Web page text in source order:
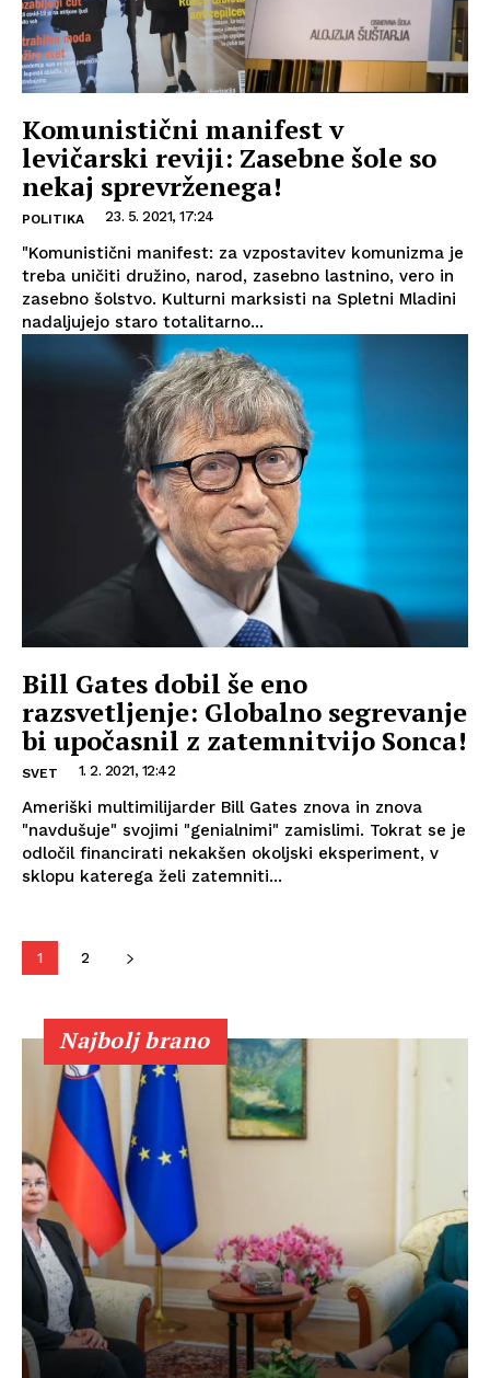
Komunistični manifest v
levičarski reviji: Zasebne šole so
nekaj sprevrženega!
POLITIKA 23. 5. 2021, 17:24
"Komunistični manifest: za vzpostavitev komunizma je
treba uničiti družino, narod, zasebno lastnino, vero in
zasebno šolstvo. Kulturni marksisti na Spletni Mladini
nadaljujejo staro totalitarno...
Bill Gates dobil še eno
razsvetljenje: Globalno segrevanje
bi upočasnil z zatemnitvijo Sonca!
SVET 1. 2. 2021, 12:42
Ameriški multimilijarder Bill Gates znova in znova
"navdušuje" svojimi "genialnimi" zamislimi. Tokrat se je
odločil financirati nekakšen okoljski eksperiment, v
sklopu katerega želi zatemniti...
1 2
Najbolj brano